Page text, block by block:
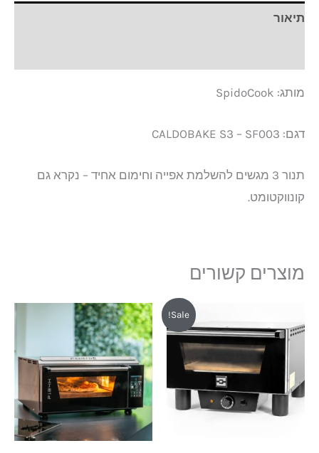
תיאור
מותג: SpidoCook
דגם: CALDOBAKE S3 – SF003
תנור 3 מגשים להשלמת אפייה וחימום אחיד – נקרא גם
קונווקטומט.
מוצרים קשורים
Sale!
היה:
₪3,850.
הוא:
₪3,399.